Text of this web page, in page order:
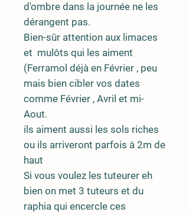
d'ombre dans la journée ne les
dérangent pas.
Bien-sûr attention aux limaces
et mulôts qui les aiment
(Ferramol déjà en Février , peu
mais bien cibler vos dates
comme Février , Avril et mi-
Aout.
ils aiment aussi les sols riches
ou ils arriveront parfois à 2m de
haut
Si vous voulez les tuteurer eh
bien on met 3 tuteurs et du
raphia qui encercle ces